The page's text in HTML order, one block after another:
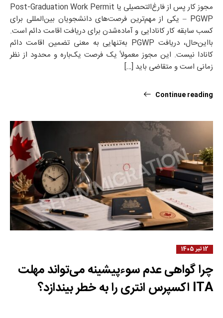
مجوز کار پس از فارغ‌التحصیلی یا Post-Graduation Work Permit
– PGWP یکی از مهم‌ترین فرصت‌های دانشجویان بین‌المللی برای
کسب سابقه کار کانادایی و آماده‌شدن برای دریافت اقامت دائم است.
بااین‌حال، دریافت PGWP به‌تنهایی به معنی تضمین اقامت دائم
کانادا نیست. این مجوز معمولاً یک فرصت یک‌باره و محدود از نظر
زمانی است و متقاضی باید […]
Continue reading
12 تیر 1405
چرا گواهی عدم سوءپیشینه می‌تواند مهلت
ITA اکسپرس انتری را به خطر بیندازد؟